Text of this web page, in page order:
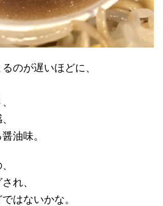
のが遅いほどに、
油味。
れ、
はないかな。